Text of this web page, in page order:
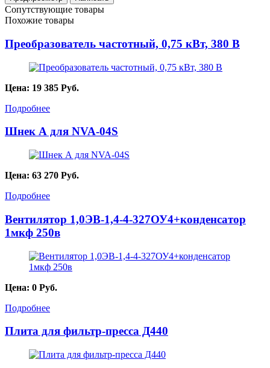
Сопутствующие товары
Похожие товары
Преобразователь частотный, 0,75 кВт, 380 В
Цена: 19 385 Руб.
Подробнее
Шнек А для NVA-04S
Цена: 63 270 Руб.
Подробнее
Вентилятор 1,0ЭВ-1,4-4-327ОУ4+конденсатор
1мкф 250в
Цена: 0 Руб.
Подробнее
Плита для фильтр-пресса Д440